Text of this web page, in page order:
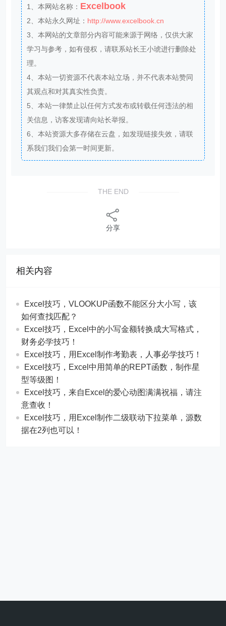
1、本网站名称： Excelbook
2、本站永久网址： http://www.excelbook.cn
3、本网站的文章部分内容可能来源于网络，仅供大家
学习与参考，如有侵权，请联系站长王小琥进行删除处
理。
4、本站一切资源不代表本站立场，并不代表本站赞同
其观点和对其真实性负责。
5、本站一律禁止以任何方式发布或转载任何违法的相
关信息，访客发现请向站长举报。
6、本站资源大多存储在云盘，如发现链接失效，请联
系我们我们会第一时间更新。
THE END
分享
相关内容
Excel技巧，​​VLOOKUP函数不能区分大小写，该
如何查找匹配？
​​Excel技巧，Excel中的小写金额转换成大写格式，
财务必学技巧！
​​Excel技巧，用Excel制作考勤表，人事必学技巧！
Excel技巧，​​Excel中用简单的REPT函数，制作星
型等级图！
Excel技巧，来自Excel的爱心动图满满祝福，请注
意查收！
Excel技巧，用Excel制作二级联动下拉菜单，源数
据在2列也可以！